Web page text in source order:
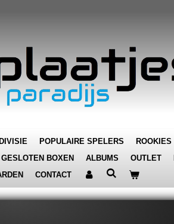
POPULAIRE SPELERS ROOKIES
GESLOTEN BOXEN ALBUMS OUTLET
CONTACT